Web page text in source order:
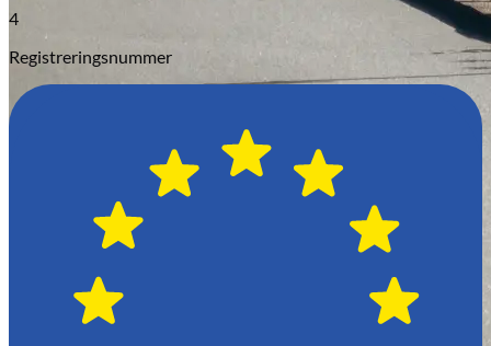
4
Registreringsnummer